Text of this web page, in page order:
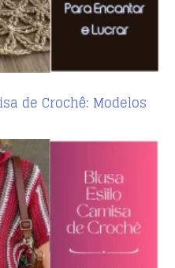
de Crochê: Modelos